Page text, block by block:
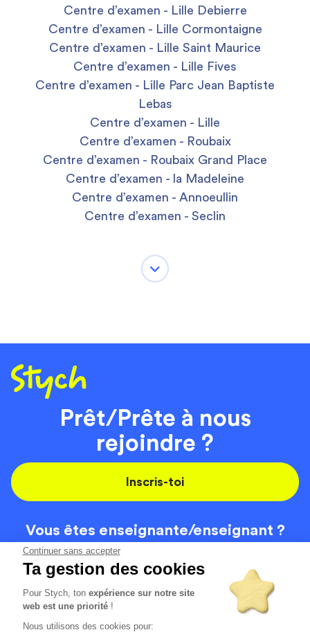
Continuer sans accepter
Ta gestion des cookies
Pour Stych, tonexpérience sur notre site
web est une priorité !
Nous utilisons des cookies pour:
Centre d’examen - Lille Debierre
Centre d’examen - Lille Cormontaigne
Centre d’examen - Lille Saint Maurice
Centre d’examen - Lille Fives
Centre d’examen - Lille Parc Jean Baptiste
Lebas
Centre d’examen - Lille
Centre d’examen - Roubaix
Centre d’examen - Roubaix Grand Place
Centre d’examen - la Madeleine
Centre d’examen - Annoeullin
Centre d’examen - Seclin
Prêt/Prête à nous
rejoindre ?
Inscris-toi
Vous êtes enseignante/enseignant ?
On recrute
Code de la route
Contact